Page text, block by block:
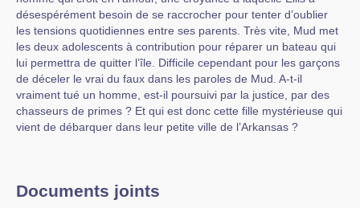
désespérément besoin de se raccrocher pour tenter d’oublier
les tensions quotidiennes entre ses parents. Très vite, Mud met
les deux adolescents à contribution pour réparer un bateau qui
lui permettra de quitter l’île. Difficile cependant pour les garçons
de déceler le vrai du faux dans les paroles de Mud. A-t-il
vraiment tué un homme, est-il poursuivi par la justice, par des
chasseurs de primes ? Et qui est donc cette fille mystérieuse qui
vient de débarquer dans leur petite ville de l’Arkansas ?
Documents joints